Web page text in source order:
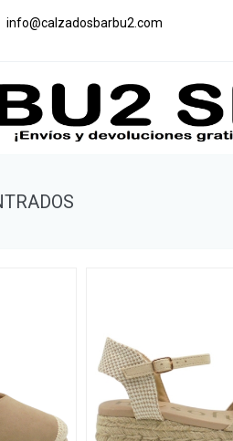
info@calzadosbarbu2.com